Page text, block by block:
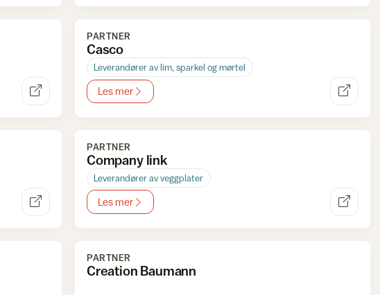
PARTNER
Casco
Leverandører av lim, sparkel og mørtel
Les mer
PARTNER
Company link
Leverandører av veggplater
Les mer
PARTNER
Creation Baumann